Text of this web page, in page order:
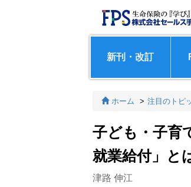
新刊・改訂
ホーム 注目のトピ
子ども・子育
就業給付」
津路 伸江